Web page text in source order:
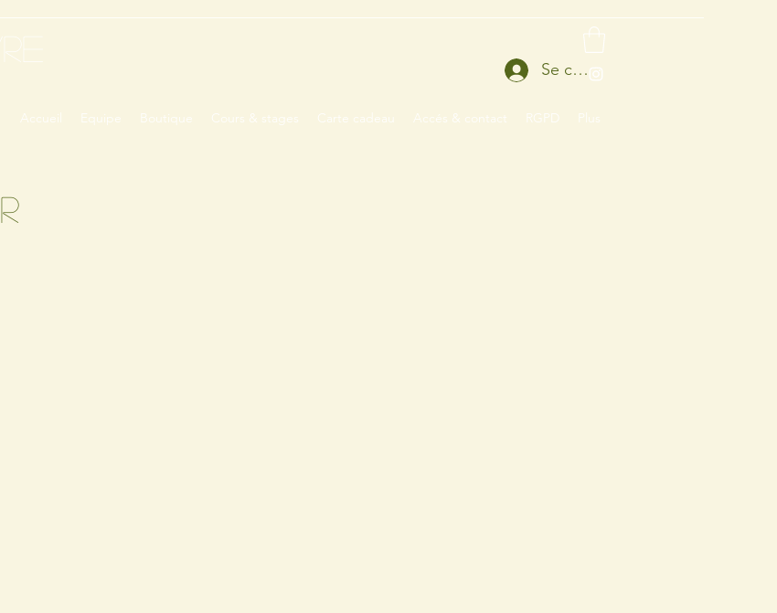
Se connecter
Accueil Equipe Boutique Cours & stages Carte cadeau Accés & contact RGPD Plus